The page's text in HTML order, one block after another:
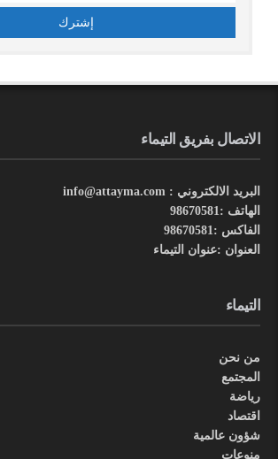
الاتصال بفريق التيماء
البريد الالكتروني : info@attayma.com
الهاتف :98670581
الفاكس :98670581
العنوان :عنوان التيماء
التيماء
من نحن
المجتمع
رياضة
اقتصاد
شؤون عالمية
منوعات